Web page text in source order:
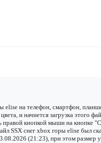
elise на телефон, смартфон,
и начнется загрузка этого
правой кнопкой мыши на кнопке
SSX снег xbox горы elise был
(21:23), при этом размер